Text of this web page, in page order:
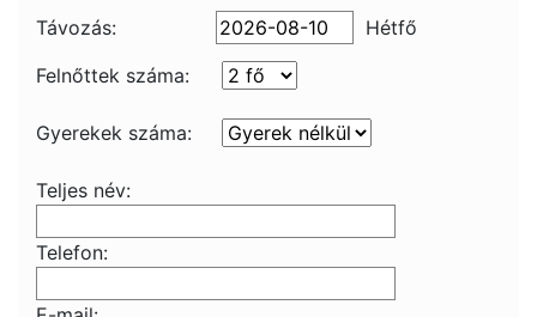
Távozás:
Hétfő
Felnőttek száma:
Gyerekek száma:
Teljes név:
Telefon: